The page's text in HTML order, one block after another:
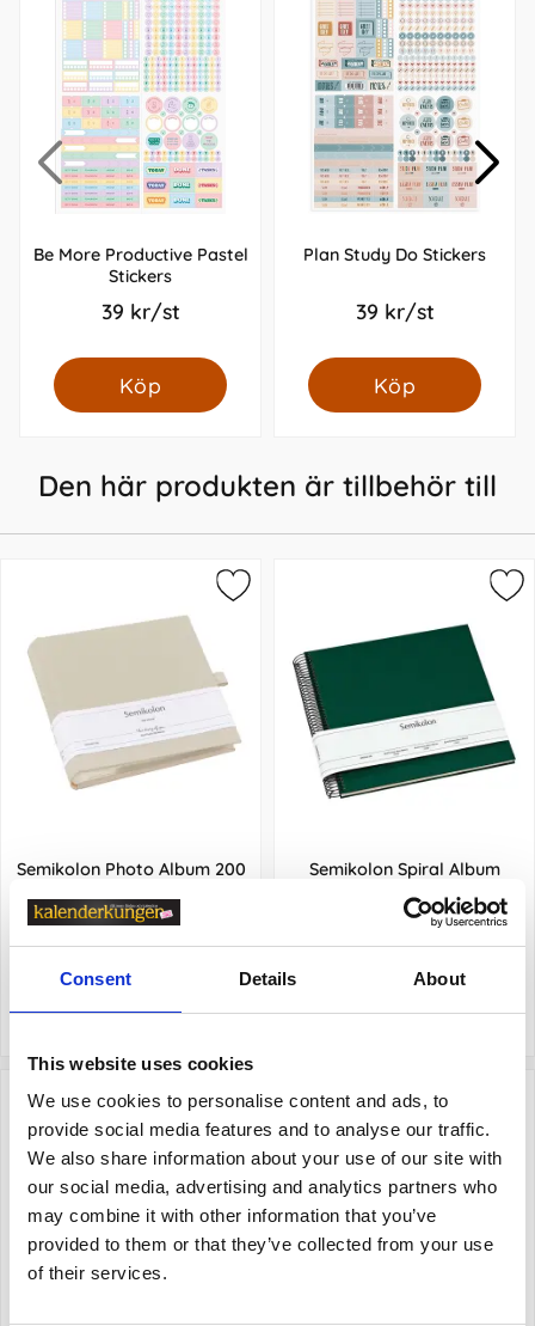
Consent Details About
This website uses cookies
We use cookies to personalise content and ads, to
provide social media features and to analyse our traffic.
We also share information about your use of our site with
our social media, advertising and analytics partners who
may combine it with other information that you’ve
provided to them or that they’ve collected from your use
of their services.
Be More Productive Pastel
Stickers
39 kr/st
Köp
Plan Study Do Stickers
39 kr/st
Köp
Den här produkten är tillbehör till
Semikolon Photo Album 200
Sand
299 kr
Semikolon Spiral Album
239 kr